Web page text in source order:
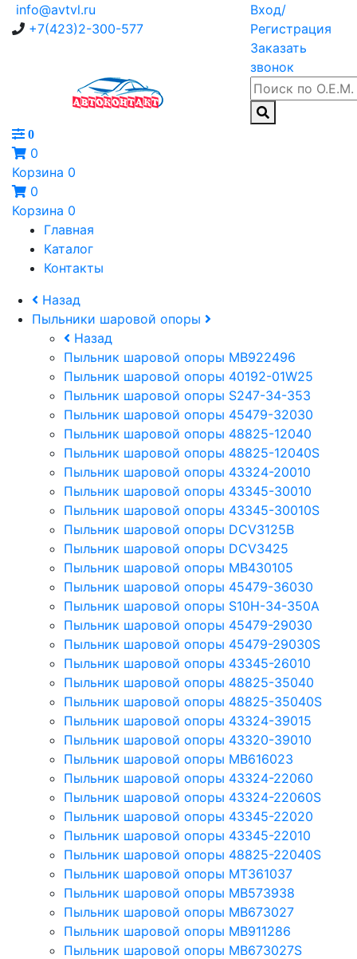
info@avtvl.ru
+7(423)2-300-577
Вход/
Регистрация
Заказать
звонок
0
0
Корзина 0
0
Корзина 0
Главная
Каталог
Контакты
Назад
Пыльники шаровой опоры
Назад
Пыльник шаровой опоры MB922496
Пыльник шаровой опоры 40192-01W25
Пыльник шаровой опоры S247-34-353
Пыльник шаровой опоры 45479-32030
Пыльник шаровой опоры 48825-12040
Пыльник шаровой опоры 48825-12040S
Пыльник шаровой опоры 43324-20010
Пыльник шаровой опоры 43345-30010
Пыльник шаровой опоры 43345-30010S
Пыльник шаровой опоры DCV3125B
Пыльник шаровой опоры DCV3425
Пыльник шаровой опоры MB430105
Пыльник шаровой опоры 45479-36030
Пыльник шаровой опоры S10H-34-350A
Пыльник шаровой опоры 45479-29030
Пыльник шаровой опоры 45479-29030S
Пыльник шаровой опоры 43345-26010
Пыльник шаровой опоры 48825-35040
Пыльник шаровой опоры 48825-35040S
Пыльник шаровой опоры 43324-39015
Пыльник шаровой опоры 43320-39010
Пыльник шаровой опоры MB616023
Пыльник шаровой опоры 43324-22060
Пыльник шаровой опоры 43324-22060S
Пыльник шаровой опоры 43345-22020
Пыльник шаровой опоры 43345-22010
Пыльник шаровой опоры 48825-22040S
Пыльник шаровой опоры MT361037
Пыльник шаровой опоры MB573938
Пыльник шаровой опоры MB673027
Пыльник шаровой опоры MB911286
Пыльник шаровой опоры MB673027S